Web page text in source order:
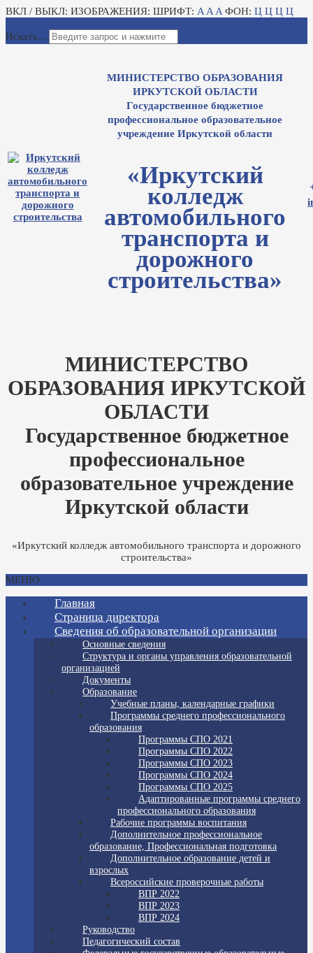
ВКЛ / ВЫКЛ: ИЗОБРАЖЕНИЯ: ШРИФТ: A A A ФОН: Ц Ц Ц Ц
Искать...
МИНИСТЕРСТВО ОБРАЗОВАНИЯ
ИРКУТСКОЙ ОБЛАСТИ
Государственное бюджетное
профессиональное образовательное
учреждение Иркутской области
«Иркутский
колледж
автомобильного
транспорта и
дорожного
строительства»
МИНИСТЕРСТВО
ОБРАЗОВАНИЯ ИРКУТСКОЙ
ОБЛАСТИ
Государственное бюджетное
профессиональное
образовательное учреждение
Иркутской области
«Иркутский колледж автомобильного транспорта и дорожного
строительства»
МЕНЮ
Главная
Страница директора
Сведения об образовательной организации
Основные сведения
Структура и органы управления образовательной
организацией
Документы
Образование
Учебные планы, календарные графики
Программы среднего профессионального
образования
Программы СПО 2021
Программы СПО 2022
Программы СПО 2023
Программы СПО 2024
Программы СПО 2025
Адаптированные программы среднего
профессионального образования
Рабочие программы воспитания
Дополнительное профессиональное
образование, Профессиональная подготовка
Дополнительное образование детей и
взрослых
Всероссийские проверочные работы
ВПР 2022
ВПР 2023
ВПР 2024
Руководство
Педагогический состав